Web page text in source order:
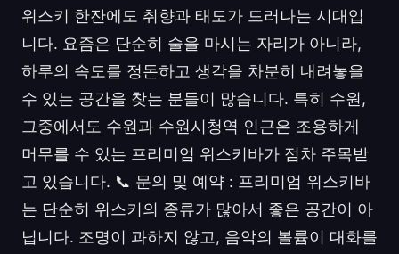
위스키 한잔에도 취향과 태도가 드러나는 시대입
니다. 요즘은 단순히 술을 마시는 자리가 아니라,
하루의 속도를 정돈하고 생각을 차분히 내려놓을
수 있는 공간을 찾는 분들이 많습니다. 특히 수원,
그중에서도 수원과 수원시청역 인근은 조용하게
머무를 수 있는 프리미엄 위스키바가 점차 주목받
고 있습니다. 📞 문의 및 예약 : 프리미엄 위스키바
는 단순히 위스키의 종류가 많아서 좋은 공간이 아
닙니다. 조명이 과하지 않고, 음악의 볼륨이 대화를